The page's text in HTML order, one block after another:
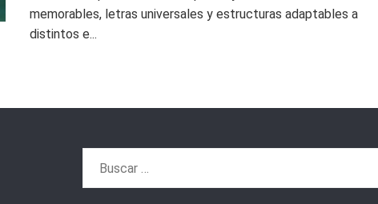
memorables, letras universales y estructuras adaptables a
distintos e...